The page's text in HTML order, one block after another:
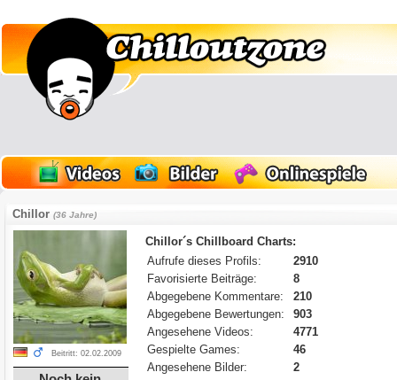
Chillor(36 Jahre)
Beitritt: 02.02.2009
Chillor´s Chillboard Charts:
Aufrufe dieses Profils:
2910
Favorisierte Beiträge:
8
Abgegebene Kommentare:
210
Abgegebene Bewertungen:
903
Angesehene Videos:
4771
Gespielte Games:
46
Angesehene Bilder:
2